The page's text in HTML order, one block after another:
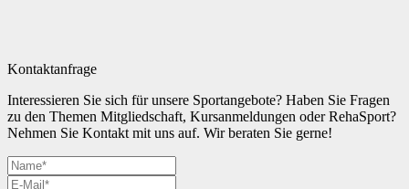
Kontaktanfrage
Interessieren Sie sich für unsere Sportangebote? Haben Sie Fragen
zu den Themen Mitgliedschaft, Kursanmeldungen oder RehaSport?
Nehmen Sie Kontakt mit uns auf. Wir beraten Sie gerne!